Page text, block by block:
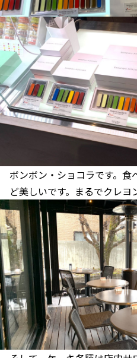
ボンボン・ショコラです。
ど美しいです。まるでクレヨ